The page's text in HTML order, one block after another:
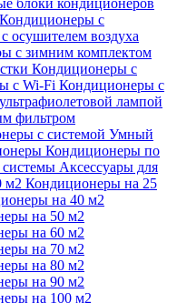
блоки кондиционеров
Кондиционеры с
осушителем воздуха
с зимним комплектом
Кондиционеры с
с Wi-Fi Кондиционеры с
лампой
фильтром
с системой Умный
Кондиционеры по
Аксессуары для
м2 Кондиционеры на 25
на 40 м2
на 50 м2
на 60 м2
на 70 м2
на 80 м2
на 90 м2
на 100 м2